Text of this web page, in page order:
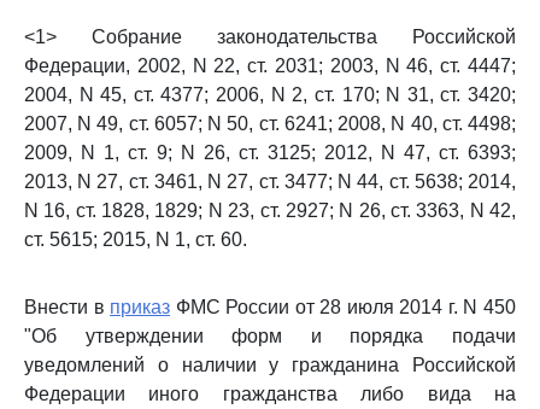
<1> Собрание законодательства Российской
Федерации, 2002, N 22, ст. 2031; 2003, N 46, ст. 4447;
2004, N 45, ст. 4377; 2006, N 2, ст. 170; N 31, ст. 3420;
2007, N 49, ст. 6057; N 50, ст. 6241; 2008, N 40, ст. 4498;
2009, N 1, ст. 9; N 26, ст. 3125; 2012, N 47, ст. 6393;
2013, N 27, ст. 3461, N 27, ст. 3477; N 44, ст. 5638; 2014,
N 16, ст. 1828, 1829; N 23, ст. 2927; N 26, ст. 3363, N 42,
ст. 5615; 2015, N 1, ст. 60.
Внести в приказ ФМС России от 28 июля 2014 г. N 450
"Об утверждении форм и порядка подачи
уведомлений о наличии у гражданина Российской
Федерации иного гражданства либо вида на